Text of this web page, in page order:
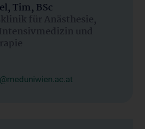
Tim, BSc
für Anästhesie,
und